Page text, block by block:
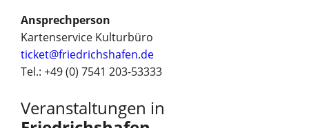
Ansprechperson
Kartenservice Kulturbüro
ticket@friedrichshafen.de
Tel.: +49 (0) 7541 203-53333
Veranstaltungen in